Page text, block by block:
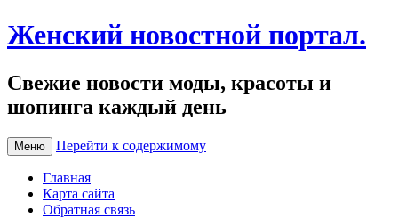
Женский новостной портал.
Свежие новости моды, красоты и
шопинга каждый день
Меню Перейти к содержимому
Главная
Карта сайта
Обратная связь